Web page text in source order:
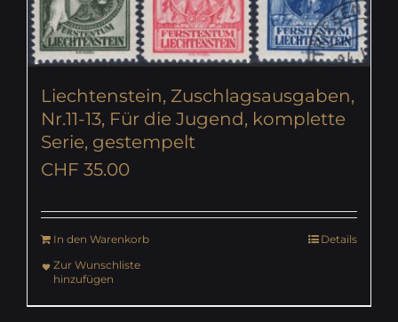
Liechtenstein, Zuschlagsausgaben,
Nr.11-13, Für die Jugend, komplette
Serie, gestempelt
CHF 35.00
In den Warenkorb
Details
Zur Wunschliste
hinzufügen